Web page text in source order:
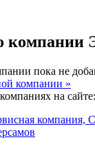
компании
пока не
компании »
на сайте:
компания,